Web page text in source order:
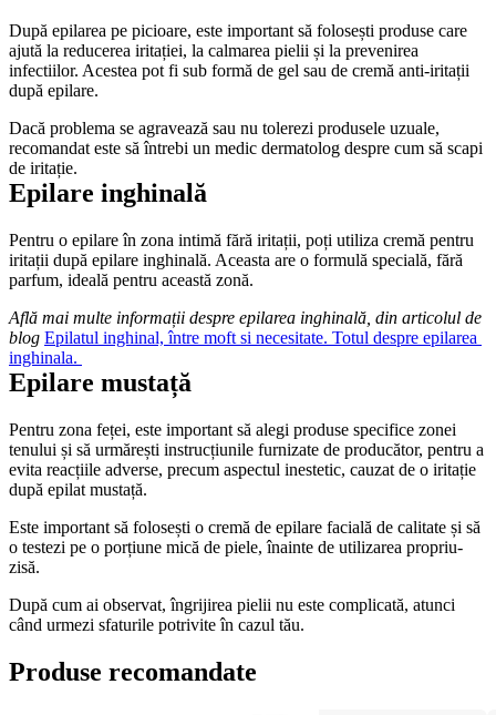
După epilarea pe picioare, este important să folosești produse care
ajută la reducerea iritației, la calmarea pielii și la prevenirea
infectiilor. Acestea pot fi sub formă de gel sau de cremă anti-iritații
după epilare.
Dacă problema se agravează sau nu tolerezi produsele uzuale,
recomandat este să întrebi un medic dermatolog despre cum să scapi
de iritație.
Epilare inghinală
Pentru o epilare în zona intimă fără iritații, poți utiliza cremă pentru
iritații după epilare inghinală. Aceasta are o formulă specială, fără
parfum, ideală pentru această zonă.
Află mai multe informații despre epilarea inghinală, din articolul de
blog Epilatul inghinal, între moft si necesitate. Totul despre epilarea
inghinala.
Epilare mustață
Pentru zona feței, este important să alegi produse specifice zonei
tenului și să urmărești instrucțiunile furnizate de producător, pentru a
evita reacțiile adverse, precum aspectul inestetic, cauzat de o iritație
după epilat mustață.
Este important să folosești o cremă de epilare facială de calitate și să
o testezi pe o porțiune mică de piele, înainte de utilizarea propriu-
zisă.
După cum ai observat, îngrijirea pielii nu este complicată, atunci
când urmezi sfaturile potrivite în cazul tău.
Produse recomandate